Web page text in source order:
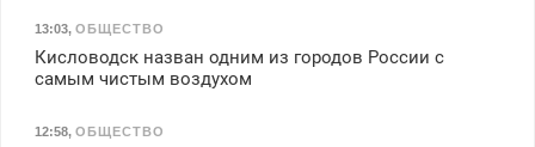
13:03, ОБЩЕСТВО
Кисловодск назван одним из городов России с
самым чистым воздухом
12:58, ОБЩЕСТВО